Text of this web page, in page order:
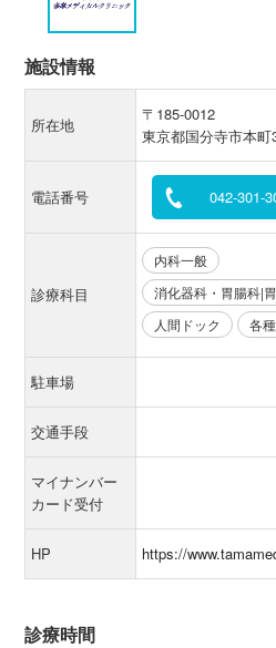
施設情報
所在地
〒185-0012
東京都国分寺市本町
電話番号 042-301-
診療科目
内科一般
消化器科・胃腸科|
人間ドック
各
駐車場
交通手段
マイナンバー
カード受付
HP https://
診療時間